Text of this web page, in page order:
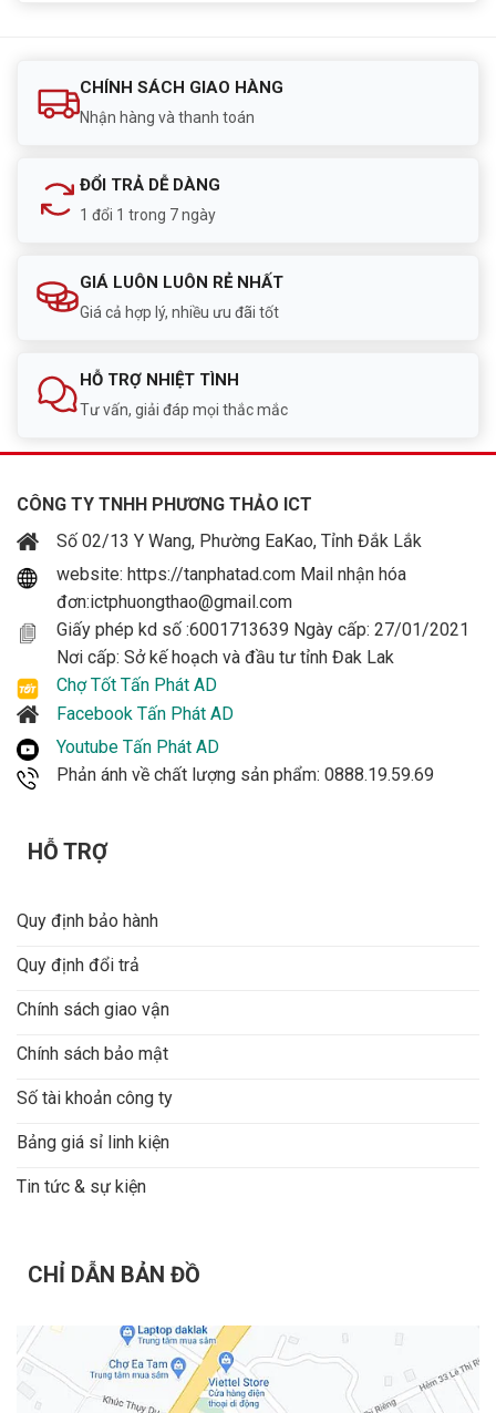
CHÍNH SÁCH GIAO HÀNG
Nhận hàng và thanh toán
ĐỔI TRẢ DỄ DÀNG
1 đổi 1 trong 7 ngày
GIÁ LUÔN LUÔN RẺ NHẤT
Giá cả hợp lý, nhiều ưu đãi tốt
HỖ TRỢ NHIỆT TÌNH
Tư vấn, giải đáp mọi thắc mắc
CÔNG TY TNHH PHƯƠNG THẢO ICT
Số 02/13 Y Wang, Phường EaKao, Tỉnh Đắk Lắk
website: https://tanphatad.com Mail nhận hóa
đơn:ictphuongthao@gmail.com
Giấy phép kd số :6001713639 Ngày cấp: 27/01/2021
Nơi cấp: Sở kế hoạch và đầu tư tỉnh Đak Lak
Chợ Tốt Tấn Phát AD
Facebook Tấn Phát AD
Youtube Tấn Phát AD
Phản ánh về chất lượng sản phẩm: 0888.19.59.69
HỖ TRỢ
Quy định bảo hành
Quy định đổi trả
Chính sách giao vận
Chính sách bảo mật
Số tài khoản công ty
Bảng giá sỉ linh kiện
Tin tức & sự kiện
CHỈ DẪN BẢN ĐỒ